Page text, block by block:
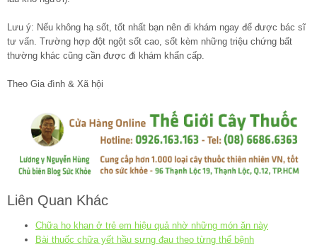
Lưu ý: Nếu không hạ sốt, tốt nhất bạn nên đi khám ngay để được bác sĩ
tư vấn. Trường hợp đột ngột sốt cao, sốt kèm những triệu chứng bất
thường khác cũng cần được đi khám khẩn cấp.
Theo Gia đình & Xã hội
Liên Quan Khác
Chữa ho khan ở trẻ em hiệu quả nhờ những món ăn này
Bài thuốc chữa yết hầu sưng đau theo từng thể bệnh